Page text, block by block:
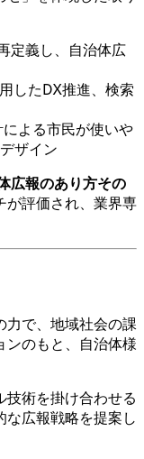
定義し、自治体広
したDX推進、検索
よる市民が使いや
ザイン
広報のあり方その
が評価され、業界専
力で、地域社会の課
ンのもと、自治体様
技術を掛け合わせる
な広報戦略を提案し